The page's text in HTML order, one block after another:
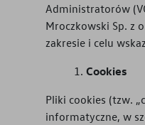
Administratorów
Mroczkowski Sp. z
zakresie i celu
Cookies
Pliki cookies (tzw.
informatyczne, w